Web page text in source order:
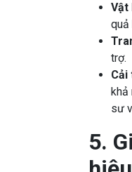
Vật
quả
trợ.
Cải
khả
sư
5.